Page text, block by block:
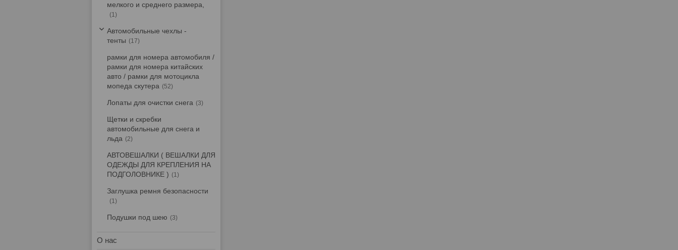
мелкого и среднего размера,
1
Автомобильные чехлы -
тенты
17
рамки для номера автомобиля /
рамки для номера китайских
авто / рамки для мотоцикла
мопеда скутера
52
Лопаты для очистки снега 3
Щетки и скребки
автомобильные для снега и
льда
2
АВТОВЕШАЛКИ ( ВЕШАЛКИ ДЛЯ
ОДЕЖДЫ ДЛЯ КРЕПЛЕНИЯ НА
ПОДГОЛОВНИКЕ )
1
Заглушка ремня безопасности
1
Подушки под шею 3
О нас